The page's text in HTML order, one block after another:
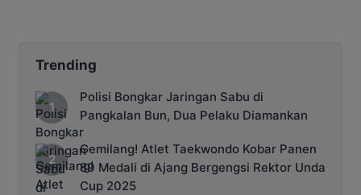
Trending
Polisi Bongkar Jaringan Sabu di
Pangkalan Bun, Dua Pelaku Diamankan
Gemilang! Atlet Taekwondo Kobar Panen
89 Medali di Ajang Bergengsi Rektor Unda
Cup 2025